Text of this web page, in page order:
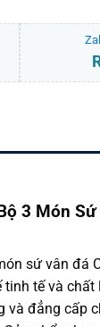
3 Món
sứ vân đá
tế và chất
và đẳng cấp